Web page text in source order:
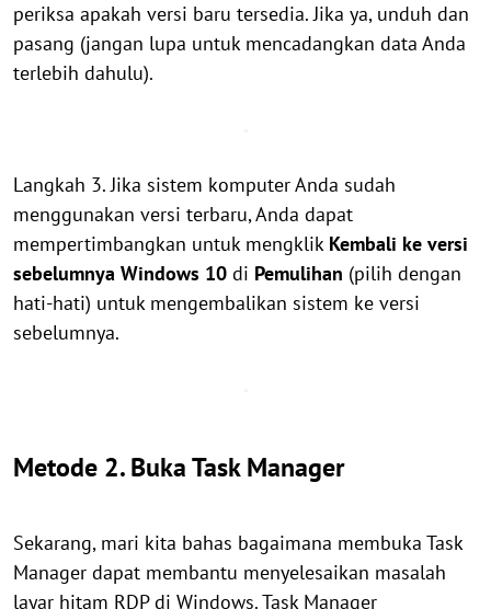
periksa apakah versi baru tersedia. Jika ya, unduh dan
pasang (jangan lupa untuk mencadangkan data Anda
terlebih dahulu).
Langkah 3. Jika sistem komputer Anda sudah
menggunakan versi terbaru, Anda dapat
mempertimbangkan untuk mengklik Kembali ke versi
sebelumnya Windows 10 di Pemulihan (pilih dengan
hati-hati) untuk mengembalikan sistem ke versi
sebelumnya.
Metode 2. Buka Task Manager
Sekarang, mari kita bahas bagaimana membuka Task
Manager dapat membantu menyelesaikan masalah
layar hitam RDP di Windows. Task Manager